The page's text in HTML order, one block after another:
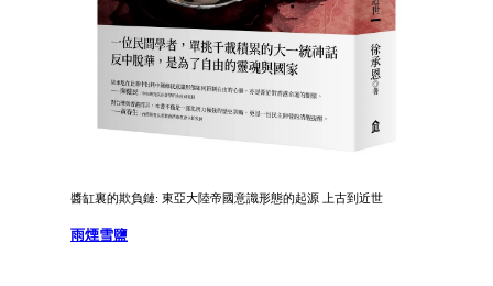
醬缸裏的欺負鏈: 東亞大陸帝國意識形態的起源 上古到近世
雨煙雪鹽